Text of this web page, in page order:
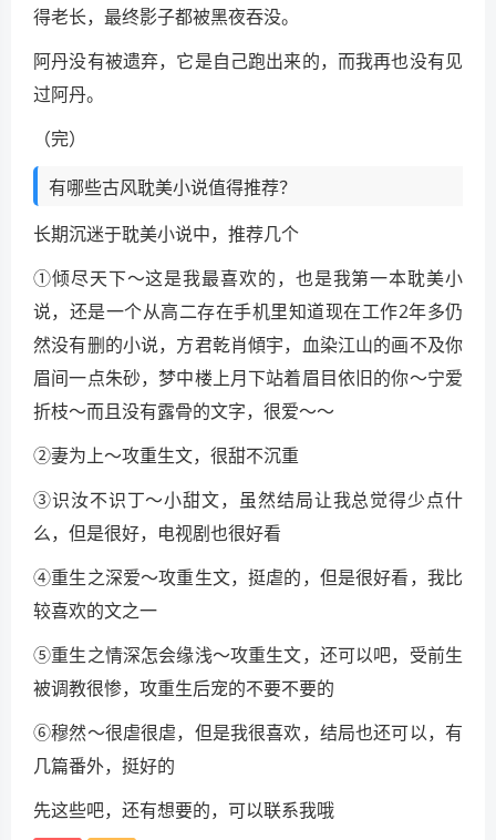
得老长，最终影子都被黑夜吞没。
阿丹没有被遗弃，它是自己跑出来的，而我再也没有见
过阿丹。
（完）
有哪些古风耽美小说值得推荐？
长期沉迷于耽美小说中，推荐几个
①倾尽天下～这是我最喜欢的，也是我第一本耽美小
说，还是一个从高二存在手机里知道现在工作2年多仍
然没有删的小说，方君乾肖傾宇，血染江山的画不及你
眉间一点朱砂，梦中楼上月下站着眉目依旧的你～宁爱
折枝～而且没有露骨的文字，很爱～～
②妻为上～攻重生文，很甜不沉重
③识汝不识丁～小甜文，虽然结局让我总觉得少点什
么，但是很好，电视剧也很好看
④重生之深爱～攻重生文，挺虐的，但是很好看，我比
较喜欢的文之一
⑤重生之情深怎会缘浅～攻重生文，还可以吧，受前生
被调教很惨，攻重生后宠的不要不要的
⑥穆然～很虐很虐，但是我很喜欢，结局也还可以，有
几篇番外，挺好的
先这些吧，还有想要的，可以联系我哦